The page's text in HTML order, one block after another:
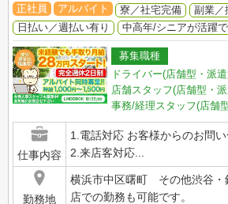
正社員 アルバイト 寮／社宅完備 副業／
日払い／週払い有り
中高年/シニアが活躍
募集職種
ドライバー(店舗型・派
店舗スタッフ(店舗型・
事務/経理スタッフ(店舗
仕事内容
1.電話対応 お客様からのお問
2.来店客対応...
勤務地
横浜市中区曙町 その他渋谷・
店での勤務も可能です。